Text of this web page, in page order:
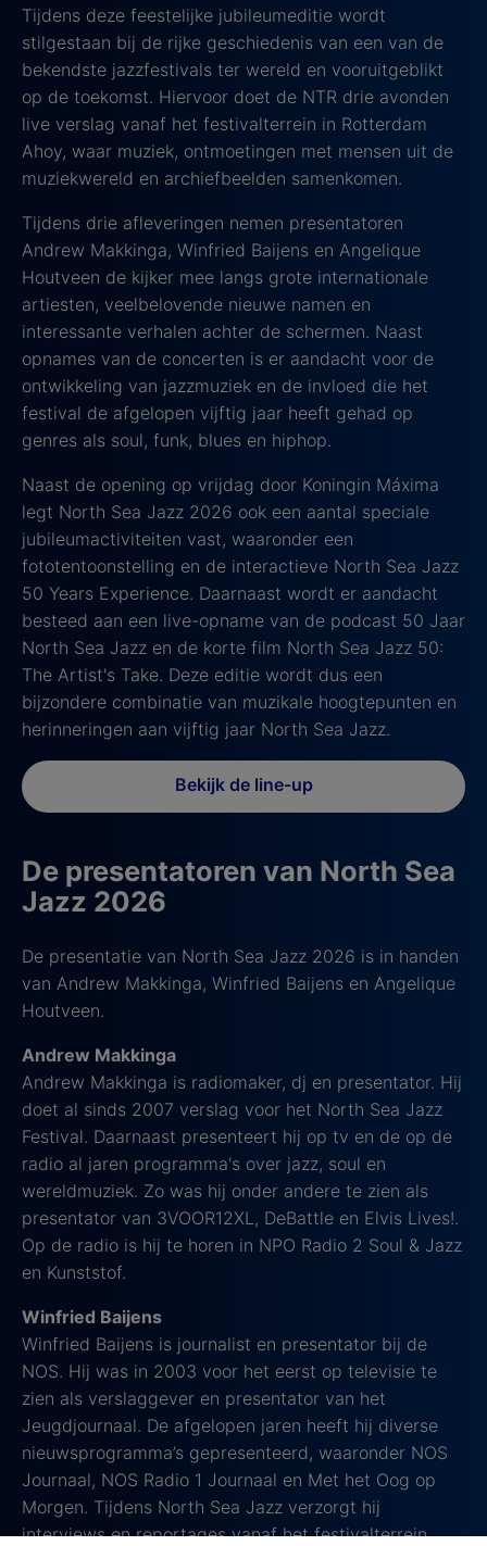
Tijdens deze feestelijke jubileumeditie wordt
stilgestaan bij de rijke geschiedenis van een van de
bekendste jazzfestivals ter wereld en vooruitgeblikt
op de toekomst. Hiervoor doet de NTR drie avonden
live verslag vanaf het festivalterrein in Rotterdam
Ahoy, waar muziek, ontmoetingen met mensen uit de
muziekwereld en archiefbeelden samenkomen.
Tijdens drie afleveringen nemen presentatoren
Andrew Makkinga, Winfried Baijens en Angelique
Houtveen de kijker mee langs grote internationale
artiesten, veelbelovende nieuwe namen en
interessante verhalen achter de schermen. Naast
opnames van de concerten is er aandacht voor de
ontwikkeling van jazzmuziek en de invloed die het
festival de afgelopen vijftig jaar heeft gehad op
genres als soul, funk, blues en hiphop.
Naast de opening op vrijdag door Koningin Máxima
legt North Sea Jazz 2026 ook een aantal speciale
jubileumactiviteiten vast, waaronder een
fototentoonstelling en de interactieve North Sea Jazz
50 Years Experience. Daarnaast wordt er aandacht
besteed aan een live-opname van de podcast 50 Jaar
North Sea Jazz en de korte film North Sea Jazz 50:
The Artist's Take. Deze editie wordt dus een
bijzondere combinatie van muzikale hoogtepunten en
herinneringen aan vijftig jaar North Sea Jazz.
Bekijk de line-up
De presentatoren van North Sea
Jazz 2026
De presentatie van North Sea Jazz 2026 is in handen
van Andrew Makkinga, Winfried Baijens en Angelique
Houtveen.
Andrew Makkinga
Andrew Makkinga is radiomaker, dj en presentator. Hij
doet al sinds 2007 verslag voor het North Sea Jazz
Festival. Daarnaast presenteert hij op tv en de op de
radio al jaren programma's over jazz, soul en
wereldmuziek. Zo was hij onder andere te zien als
presentator van 3VOOR12XL, DeBattle en Elvis Lives!.
Op de radio is hij te horen in NPO Radio 2 Soul & Jazz
en Kunststof.
Winfried Baijens
Winfried Baijens is journalist en presentator bij de
NOS. Hij was in 2003 voor het eerst op televisie te
zien als verslaggever en presentator van het
Jeugdjournaal. De afgelopen jaren heeft hij diverse
nieuwsprogramma’s gepresenteerd, waaronder NOS
Journaal, NOS Radio 1 Journaal en Met het Oog op
Morgen. Tijdens North Sea Jazz verzorgt hij
interviews en reportages vanaf het festivalterrein.